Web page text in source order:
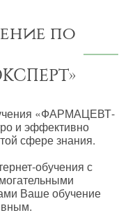
по
«ФАРМАЦЕВТ-
и эффективно
сфере знания.
обучения с
Ваше обучение